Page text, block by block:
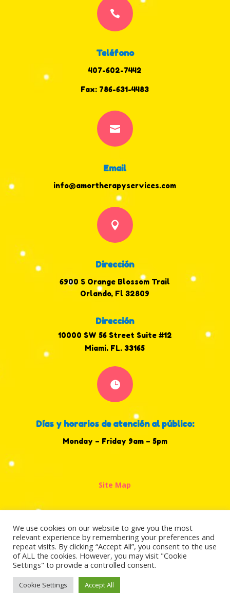

Teléfono
407-602-7442
Fax: 786-631-4483

Email
info@amortherapyservices.com

Dirección
6900 S Orange Blossom Trail
Orlando, Fl 32809
Dirección
10000 SW 56 Street Suite #12
Miami, FL. 33165

Días y horarios de atención al público:
Monday – Friday 9am – 5pm
Site Map
Copyright ©2022 all rights reserved Amor
Therapy Center.Power by Hurricane Digital
Marketing.
We use cookies on our website to give you the most
relevant experience by remembering your preferences and
repeat visits. By clicking “Accept All”, you consent to the use
of ALL the cookies. However, you may visit "Cookie
Settings" to provide a controlled consent.
Cookie Settings Accept All